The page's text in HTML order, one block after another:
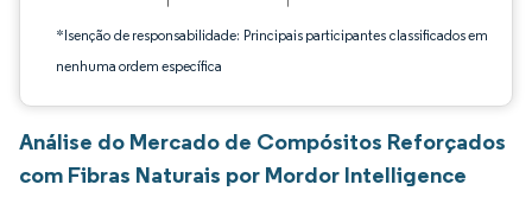
*Isenção de responsabilidade: Principais participantes classificados em
nenhuma ordem específica
Análise do Mercado de Compósitos Reforçados
com Fibras Naturais por Mordor Intelligence